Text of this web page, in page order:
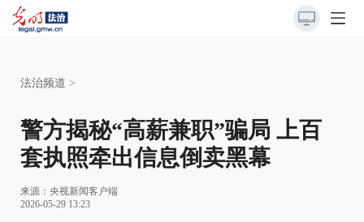
法治频道 >
警方揭秘“高薪兼职”骗局 上百
套执照牵出信息倒卖黑幕
来源： 央视新闻客户端
2026-05-29 13:23